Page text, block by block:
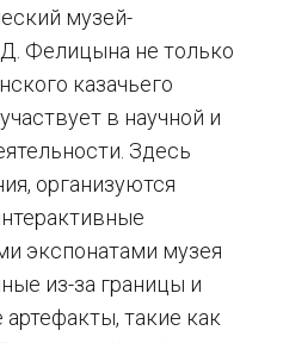
музей-
Фелицына не только
казачьего
в научной и
Здесь
организуются
экспонатами музея
из-за границы и
такие как